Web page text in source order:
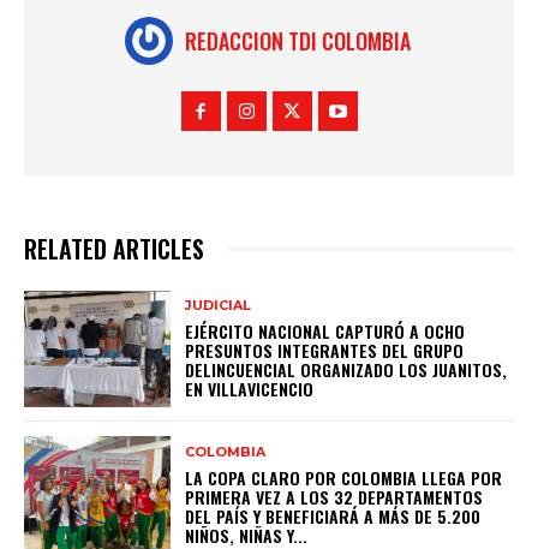
REDACCION TDI COLOMBIA
RELATED ARTICLES
JUDICIAL
EJÉRCITO NACIONAL CAPTURÓ A OCHO
PRESUNTOS INTEGRANTES DEL GRUPO
DELINCUENCIAL ORGANIZADO LOS JUANITOS,
EN VILLAVICENCIO
COLOMBIA
LA COPA CLARO POR COLOMBIA LLEGA POR
PRIMERA VEZ A LOS 32 DEPARTAMENTOS
DEL PAÍS Y BENEFICIARÁ A MÁS DE 5.200
NIÑOS, NIÑAS Y...